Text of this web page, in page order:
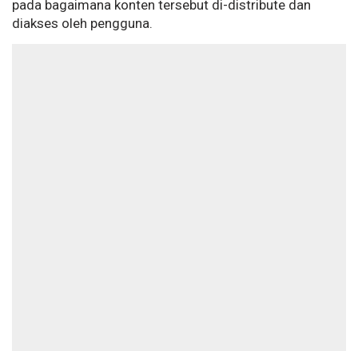
pada bagaimana konten tersebut di-distribute dan
diakses oleh pengguna.